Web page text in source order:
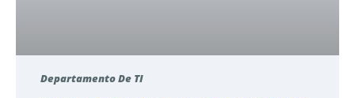
Departamento De TI